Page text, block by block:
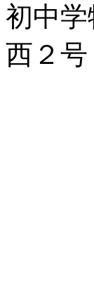
初中
西２